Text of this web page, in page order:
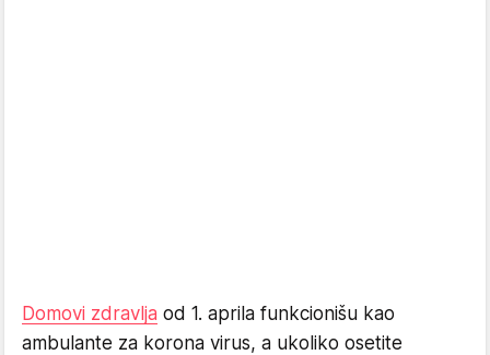
Domovi zdravlja od 1. aprila funkcionišu kao
ambulante za korona virus, a ukoliko osetite